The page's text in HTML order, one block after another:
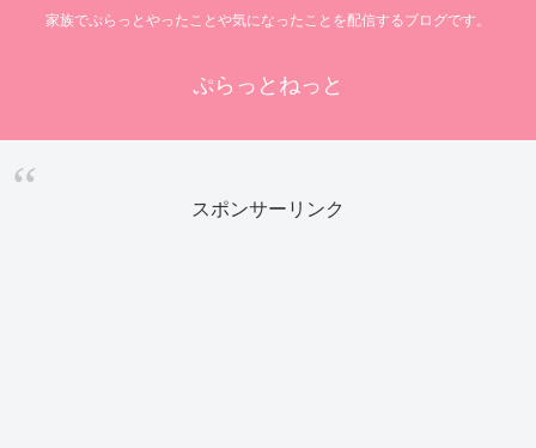
家族でぷらっとやったことや気になったことを配信するブログです。
ぷらっとねっと
スポンサーリンク